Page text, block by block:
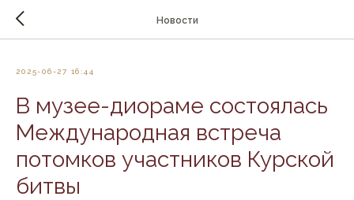
Новости
2025-06-27 16:44
В музее-диораме состоялась
Международная встреча
потомков участников Курской
битвы